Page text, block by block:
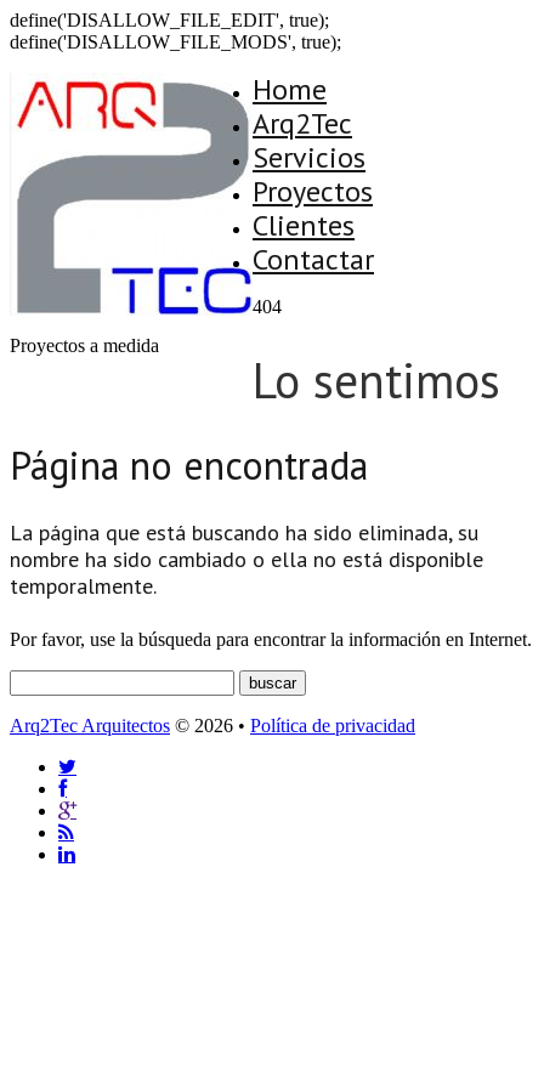
define('DISALLOW_FILE_EDIT', true);
define('DISALLOW_FILE_MODS', true);
Proyectos a medida
Home
Arq2Tec
Servicios
Proyectos
Clientes
Contactar
404
Lo sentimos
Página no encontrada
La página que está buscando ha sido eliminada, su
nombre ha sido cambiado o ella no está disponible
temporalmente.
Por favor, use la búsqueda para encontrar la información en Internet.
Arq2Tec Arquitectos © 2026 • Política de privacidad